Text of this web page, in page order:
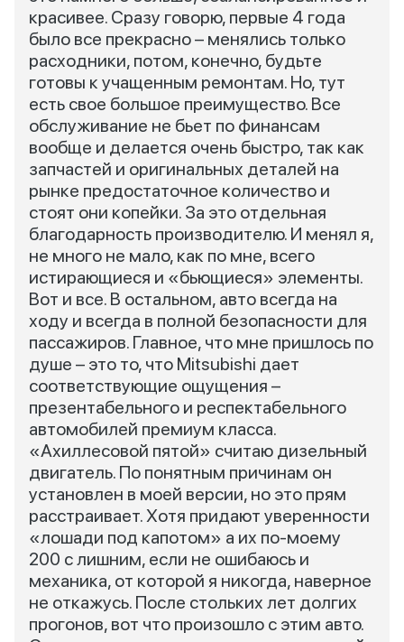
красивее. Сразу говорю, первые 4 года
было все прекрасно – менялись только
расходники, потом, конечно, будьте
готовы к учащенным ремонтам. Но, тут
есть свое большое преимущество. Все
обслуживание не бьет по финансам
вообще и делается очень быстро, так как
запчастей и оригинальных деталей на
рынке предостаточное количество и
стоят они копейки. За это отдельная
благодарность производителю. И менял я,
не много не мало, как по мне, всего
истирающиеся и «бьющиеся» элементы.
Вот и все. В остальном, авто всегда на
ходу и всегда в полной безопасности для
пассажиров. Главное, что мне пришлось по
душе – это то, что Mitsubishi дает
соответствующие ощущения –
презентабельного и респектабельного
автомобилей премиум класса.
«Ахиллесовой пятой» считаю дизельный
двигатель. По понятным причинам он
установлен в моей версии, но это прям
расстраивает. Хотя придают уверенности
«лошади под капотом» а их по-моему
200 с лишним, если не ошибаюсь и
механика, от которой я никогда, наверное
не откажусь. После стольких лет долгих
прогонов, вот что произошло с этим авто.